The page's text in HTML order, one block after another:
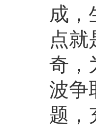
成，
点就
奇，
波争
题，